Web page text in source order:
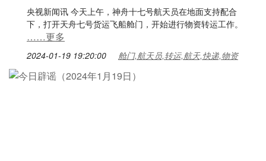
央视新闻讯 今天上午，神舟十七号航天员在地面支持配合
下，打开天舟七号货运飞船舱门，开始进行物资转运工作。
……更多
2024-01-19 19:20:00 舱门,航天员,转运,航天,快递,物资